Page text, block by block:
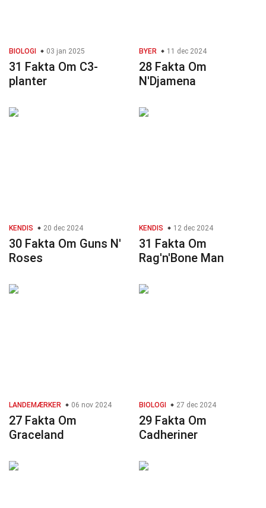
BIOLOGI 03 jan 2025
31 Fakta Om C3-
planter
BYER 11 dec 2024
28 Fakta Om
N'Djamena
KENDIS 20 dec 2024
30 Fakta Om Guns N'
Roses
KENDIS 12 dec 2024
31 Fakta Om
Rag'n'Bone Man
LANDEMÆRKER 06 nov 2024
27 Fakta Om
Graceland
BIOLOGI 27 dec 2024
29 Fakta Om
Cadheriner